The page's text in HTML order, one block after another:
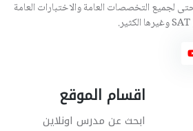
لجميع التخصصات العامة والاختبارات العامة
اقسام الموقع
ابحث عن مدرس اونلاين